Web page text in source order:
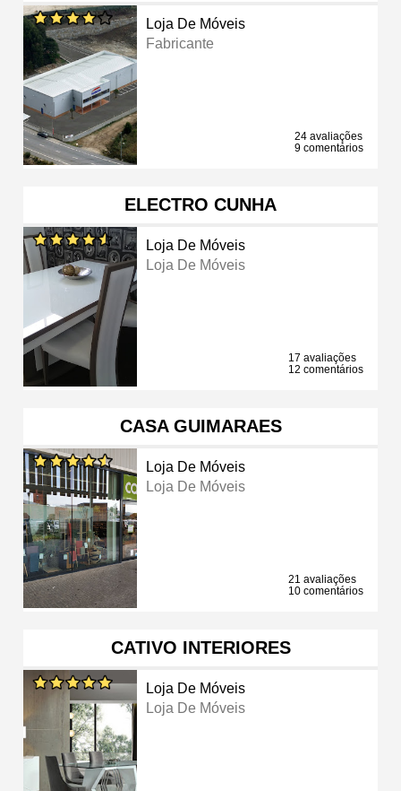
Loja De Móveis
Fabricante
24 avaliações
9 comentários
ELECTRO CUNHA
Loja De Móveis
Loja De Móveis
17 avaliações
12 comentários
CASA GUIMARAES
Loja De Móveis
Loja De Móveis
21 avaliações
10 comentários
CATIVO INTERIORES
Loja De Móveis
Loja De Móveis